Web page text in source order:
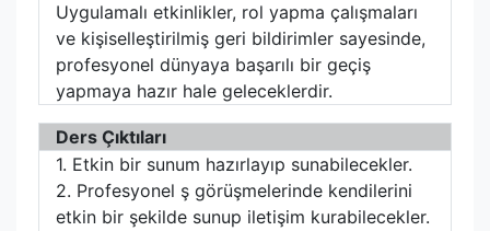
Uygulamalı etkinlikler, rol yapma çalışmaları
ve kişiselleştirilmiş geri bildirimler sayesinde,
profesyonel dünyaya başarılı bir geçiş
yapmaya hazır hale geleceklerdir.
Ders Çıktıları
1. Etkin bir sunum hazırlayıp sunabilecekler.
2. Profesyonel ş görüşmelerinde kendilerini
etkin bir şekilde sunup iletişim kurabilecekler.